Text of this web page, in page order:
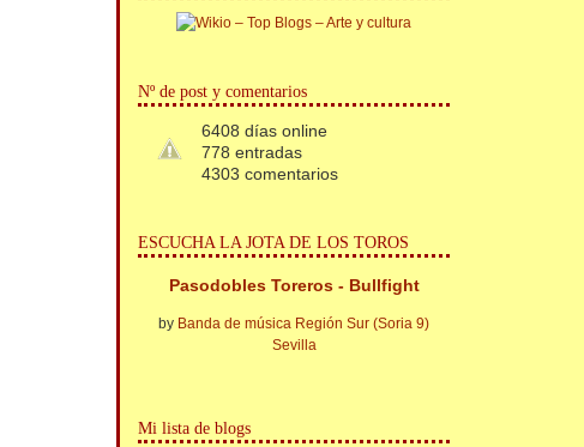
Nº de post y comentarios
6408 días online
778 entradas
4303 comentarios
ESCUCHA LA JOTA DE LOS TOROS
Pasodobles Toreros - Bullfight
by Banda de música Región Sur (Soria 9)
Sevilla
Mi lista de blogs